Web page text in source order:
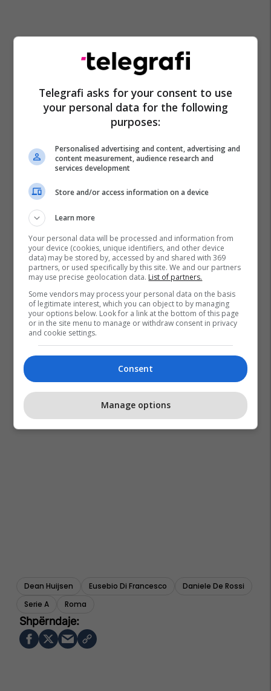
Dean Huijsen Eusebio Di Francesco
Daniele De Rossi
Serie A
Roma
Telegrafi asks for your consent to use
your personal data for the following
purposes:
Personalised advertising and content, advertising and
content measurement, audience research and
services development
Store and/or access information on a device
Learn more
Your personal data will be processed and information from
your device (cookies, unique identifiers, and other device
data) may be stored by, accessed by and shared with 369
partners, or used specifically by this site. We and our partners
may use precise geolocation data. List of partners.
Some vendors may process your personal data on the basis
of legitimate interest, which you can object to by managing
your options below. Look for a link at the bottom of this page
or in the site menu to manage or withdraw consent in privacy
and cookie settings.
Consent
Manage options